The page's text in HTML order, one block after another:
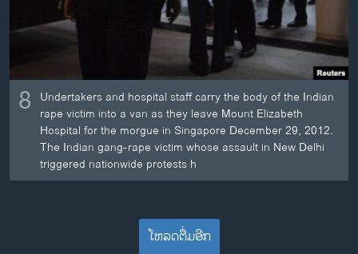
8 Undertakers and hospital staff carry the body of the Indian
rape victim into a van as they leave Mount Elizabeth
Hospital for the morgue in Singapore December 29, 2012.
The Indian gang-rape victim whose assault in New Delhi
triggered nationwide protests h
ໂຫລດຕື່ມອີກ